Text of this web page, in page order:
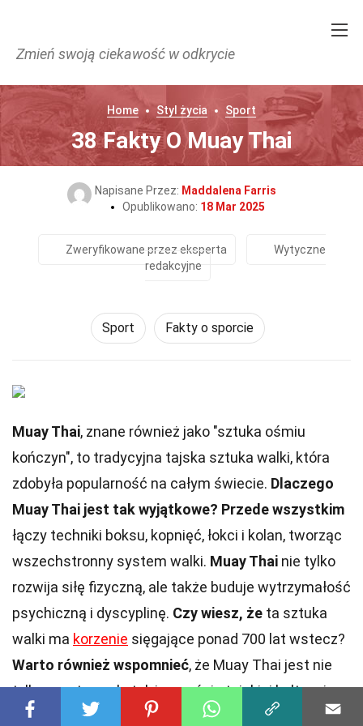
Zmień swoją ciekawość w odkrycie
Home Styl życia Sport
38 Fakty O Muay Thai
Napisane Przez: Maddalena Farris
Opublikowano: 18 Mar 2025
Zweryfikowane przez eksperta
Wytyczne
redakcyjne
Sport Fakty o sporcie
Muay Thai, znane również jako "sztuka ośmiu
kończyn", to tradycyjna tajska sztuka walki, która
zdobyła popularność na całym świecie. Dlaczego
Muay Thai jest tak wyjątkowe? Przede wszystkim
łączy techniki boksu, kopnięć, łokci i kolan, tworząc
wszechstronny system walki. Muay Thai nie tylko
rozwija siłę fizyczną, ale także buduje wytrzymałość
psychiczną i dyscyplinę. Czy wiesz, że ta sztuka
walki ma korzenie sięgające ponad 700 lat wstecz?
Warto również wspomnieć, że Muay Thai jest nie
tylko sportem, ale także częścią tajskiej kultury i
ceremonii.Dzięki temu treningowi można poprawić